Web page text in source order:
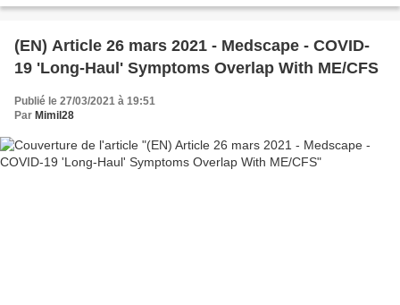
(EN) Article 26 mars 2021 - Medscape - COVID-
19 'Long-Haul' Symptoms Overlap With ME/CFS
Publié le 27/03/2021 à 19:51
Par Mimil28